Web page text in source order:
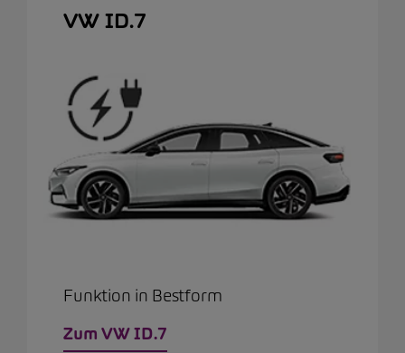
VW ID.7
Funktion in Bestform
Zum VW ID.7